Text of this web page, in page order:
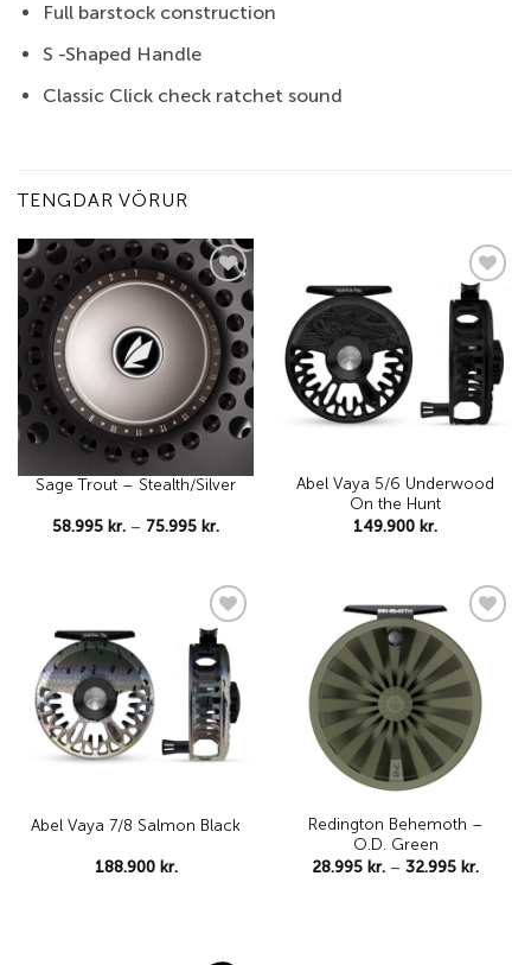
Full barstock construction
S -Shaped Handle
Classic Click check ratchet sound
TENGDAR VÖRUR
Add to
wishlist
Sage Trout – Stealth/Silver
58.995 kr. – 75.995 kr.Price
75.995 kr.
Add to
wishlist
Abel Vaya 5/6 Underwood
On the Hunt
149.900 kr.
Add to
wishlist
Abel Vaya 7/8 Salmon Black
188.900 kr.
wishlist
Redington Behemoth –
O.D. Green
28.995 kr. – 32.995 kr.Price